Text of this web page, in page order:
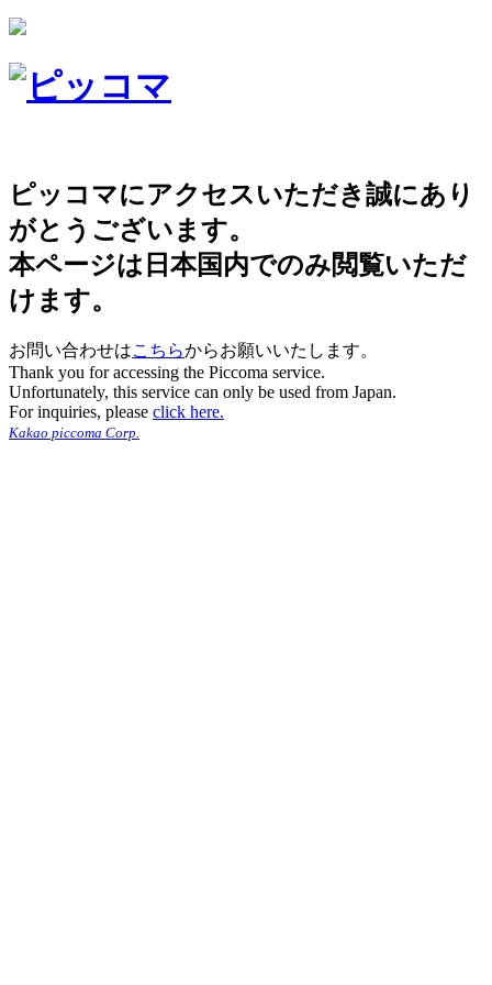
ピッコマにアクセスいただき誠にあり
がとうございます。
本ページは日本国内でのみ閲覧いただ
けます。
お問い合わせはこちらからお願いいたします。
Thank you for accessing the Piccoma service.
Unfortunately, this service can only be used from Japan.
For inquiries, please click here.
Kakao piccoma Corp.